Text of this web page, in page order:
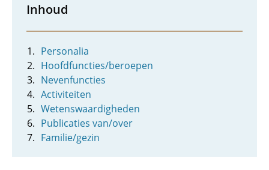
Inhoud
Personalia
Hoofdfuncties/beroepen
Nevenfuncties
Activiteiten
Wetenswaardigheden
Publicaties van/over
Familie/gezin